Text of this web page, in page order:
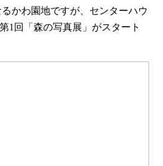
かわ園地ですが、センターハウ
1回「森の写真展」がスタート